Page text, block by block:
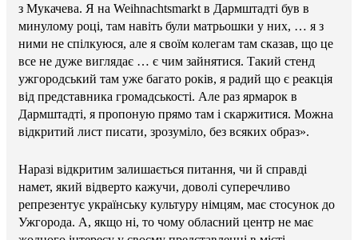
з Мукачева. Я на Weihnachtsmarkt в Дармштадті був в
минулому році, там навіть були матрьошки у них, … я з
ними не спілкуюся, але я своїм колегам там сказав, що це
все не дуже виглядає … є чим зайнятися. Такий стенд
ужгородський там уже багато років, я радий що є реакція
від представника громадськості. Але раз ярмарок в
Дармштадті, я пропоную прямо там і скаржитися. Можна
відкритий лист писати, зрозуміло, без всяких образ».
Наразі відкритим залишається питання, чи й справді
намет, який відверто кажучи, доволі суперечливо
репрезентує українську культуру німцям, має стосунок до
Ужгорода. А, якщо ні, то чому обласний центр не має